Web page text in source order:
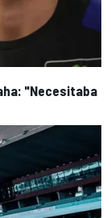
"Necesitaba